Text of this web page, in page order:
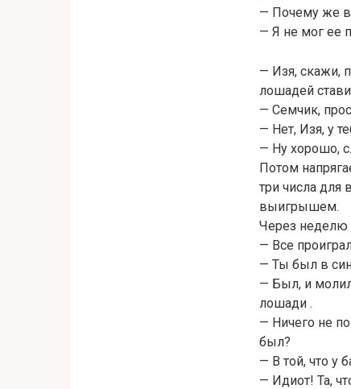
— Почему же
— Я не мог ее
— Изя, скажи,
лошадей
— Семчик,
— Нет, Изя, у
— Ну хорошо,
Потом
три числа для
выигрышем.
Через неделю
— Все
— Ты был в
— Был, и
лошади .
— Ничего не
был?
— В той, что у
— Идиот! Та,